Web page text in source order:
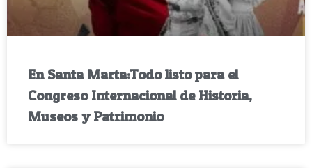
En Santa Marta:Todo listo para el
Congreso Internacional de Historia,
Museos y Patrimonio